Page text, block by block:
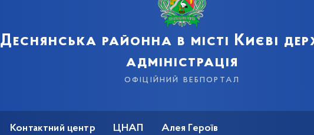
Деснянська районна в місті Києві
адміністрація
офіційний вебпортал
Контактний центр ЦНАП Алея Героїв